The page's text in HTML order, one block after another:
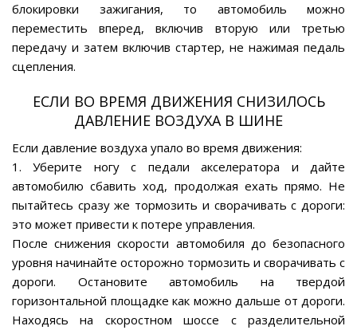
блокировки зажигания, то автомобиль можно
переместить вперед, включив вторую или третью
передачу и затем включив стартер, не нажимая педаль
сцепления.
ЕСЛИ ВО ВРЕМЯ ДВИЖЕНИЯ СНИЗИЛОСЬ
ДАВЛЕНИЕ ВОЗДУХА В ШИНЕ
Если давление воздуха упало во время движения:
1. Уберите ногу с педали акселератора и дайте
автомобилю сбавить ход, продолжая ехать прямо. Не
пытайтесь сразу же тормозить и сворачивать с дороги:
это может привести к потере управления.
После снижения скорости автомобиля до безопасного
уровня начинайте осторожно тормозить и сворачивать с
дороги. Остановите автомобиль на твердой
горизонтальной площадке как можно дальше от дороги.
Находясь на скоростном шоссе с разделительной